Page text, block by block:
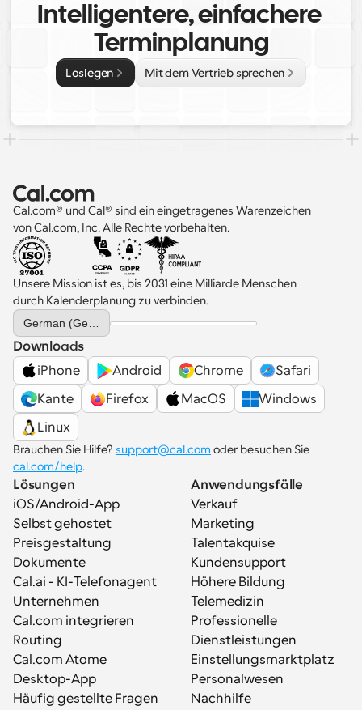
Intelligentere, einfachere
Terminplanung
Loslegen Mit dem Vertrieb sprechen
Cal.com® und Cal® sind ein eingetragenes Warenzeichen
von Cal.com, Inc. Alle Rechte vorbehalten.
Unsere Mission ist es, bis 2031 eine Milliarde Menschen
durch Kalenderplanung zu verbinden.
Select Language
Downloads
iPhone
Android Chrome
Safari
Kante
Firefox MacOS
Windows
Linux
Brauchen Sie Hilfe? support@cal.com
cal.com/help.
Lösungen
iOS/Android-App
Selbst gehostet
Preisgestaltung
Dokumente
Cal.ai - KI-Telefonagent
Unternehmen
Cal.com integrieren
Routing
Cal.com Atome
Desktop-App
Häufig gestellte Fragen
Anwendungsfälle
Verkauf
Marketing
Talentakquise
Kundensupport
Höhere Bildung
Telemedizin
Professionelle
Dienstleistungen
Einstellungsmarktplatz
Personalwesen
Nachhilfe